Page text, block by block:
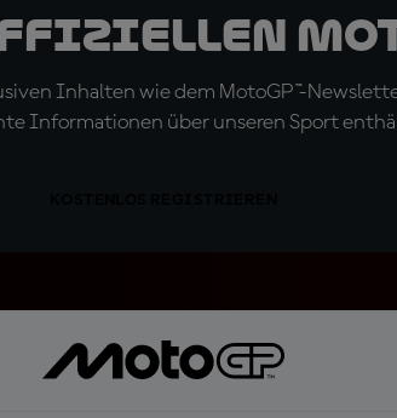
Inhalten wie dem MotoGP™-
Informationen über unseren Sport